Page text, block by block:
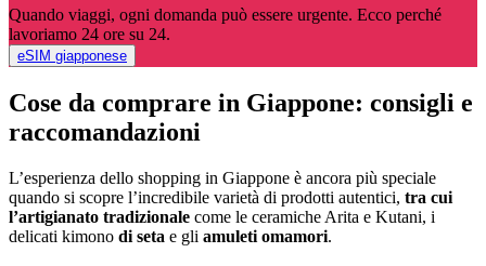
Quando viaggi, ogni domanda può essere urgente. Ecco perché
lavoriamo 24 ore su 24.
eSIM giapponese
Cose da comprare in Giappone: consigli e
raccomandazioni
L’esperienza dello shopping in Giappone è ancora più speciale
quando si scopre l’incredibile varietà di prodotti autentici, tra cui
l’artigianato tradizionale come le ceramiche Arita e Kutani, i
delicati kimono di seta e gli amuleti omamori.